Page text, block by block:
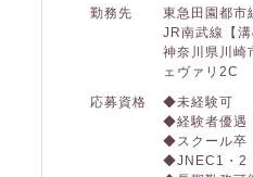
勤務先
東急田園都市
JR南武線【
神奈川県川崎
ェヴァリ2C
応募資格
◆未経験可
◆経験者優遇
◆スクール卒
◆JNEC1・2